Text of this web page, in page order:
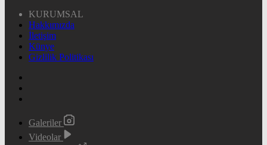
KURUMSAL
Hakkımızda
İletişim
Künye
Gizlilik Politikası
Galeriler
Videolar